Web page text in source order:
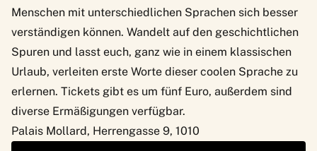
Menschen mit unterschiedlichen Sprachen sich besser
verständigen können. Wandelt auf den geschichtlichen
Spuren und lasst euch, ganz wie in einem klassischen
Urlaub, verleiten erste Worte dieser coolen Sprache zu
erlernen. Tickets gibt es um fünf Euro, außerdem sind
diverse Ermäßigungen verfügbar.
Palais Mollard, Herrengasse 9, 1010